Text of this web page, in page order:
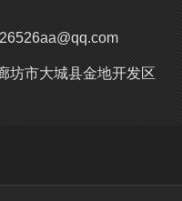
坊市大城县金地开发区